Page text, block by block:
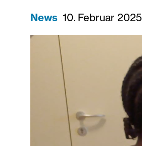
News 10. Februar 2025